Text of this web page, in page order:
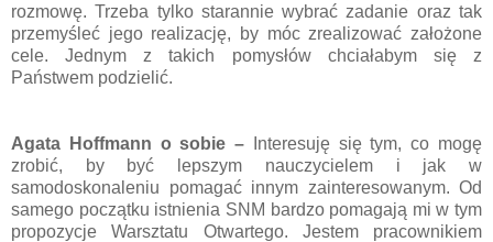
rozmowę. Trzeba tylko starannie wybrać zadanie oraz tak
przemyśleć jego realizację, by móc zrealizować założone
cele. Jednym z takich pomysłów chciałabym się z
Państwem podzielić.
Agata Hoffmann o sobie –
Interesuję się tym, co mogę
zrobić, by być lepszym nauczycielem i jak w
samodoskonaleniu pomagać innym zainteresowanym. Od
samego początku istnienia SNM bardzo pomagają mi w tym
propozycje Warsztatu Otwartego. Jestem pracownikiem